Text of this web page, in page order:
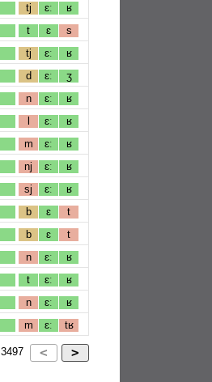
tj ɛː ʁ
t ɛ s
tj ɛː ʁ
d ɛː ʒ
n ɛː ʁ
l ɛː ʁ
m ɛː ʁ
nj ɛː ʁ
sj ɛː ʁ
b ɛ t
b ɛ t
n ɛː ʁ
t ɛː ʁ
n ɛː ʁ
m ɛː tʁ
3497